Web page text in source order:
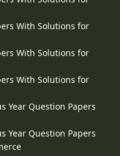
With Solutions for
With Solutions for
With Solutions for
Year Question Papers
Year Question Papers